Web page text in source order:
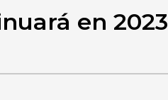
en 2023